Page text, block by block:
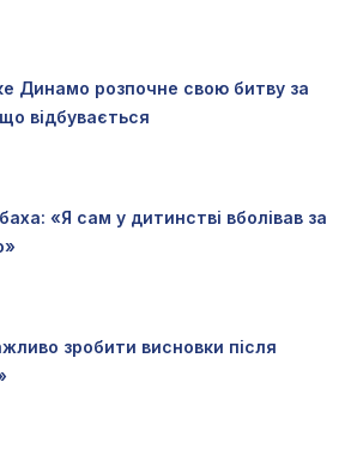
Динамо розпочне свою битву за
відбувається
«Я сам у дитинстві вболівав за
зробити висновки після